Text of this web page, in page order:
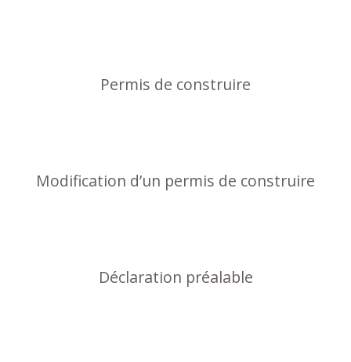
Permis de construire
Modification d’un permis de construire
Déclaration préalable